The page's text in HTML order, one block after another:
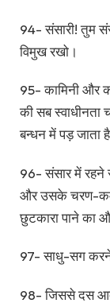
94- संसारी! तुम
विमुख रखो।
95- कामिनी और
की सब स्वाधीनता
बन्धन में पड़ जाता
96- संसार में रहने
और उसके चरण-
छुटकारा पाने का
97- साधु-सग करने
98- जिससे दस